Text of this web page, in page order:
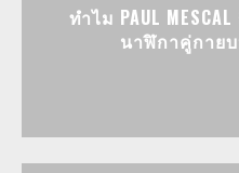
ทำไม PAUL
นาฬิกาคู่กาย